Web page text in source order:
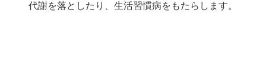
代謝を落としたり、生活習慣病をもたらします。